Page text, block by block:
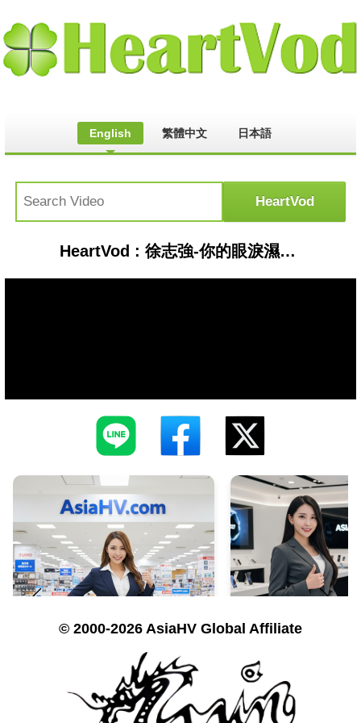
English 繁體中文 日本語
HeartVod : 徐志強-你的眼淚濕了我的心(MV)自由飛翔
© 2000-2026 AsiaHV Global Affiliate